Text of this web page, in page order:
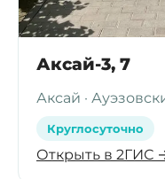
Аксай-3, 7
Аксай ·
Круглосуточно
Открыть в 2ГИС